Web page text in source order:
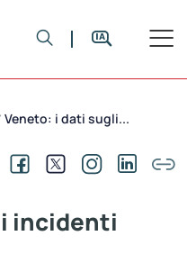
Veneto: i dati sugli...
incidenti